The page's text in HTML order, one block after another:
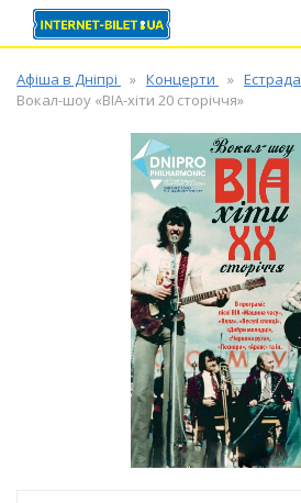
Афіша в Дніпрі Концерти
Естрада
Вокал-шоу «ВІА-хіти 20 сторіччя»